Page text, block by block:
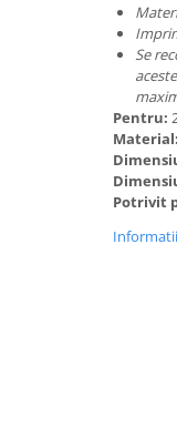
Se
Pentru:
Material:
Potrivit